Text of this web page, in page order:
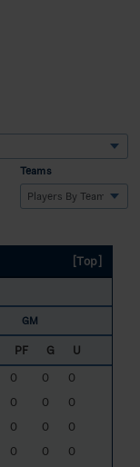
Teams
[Top]
GM
PF G
U
0 0
0
0 0
0
0 0
0
0 0
0